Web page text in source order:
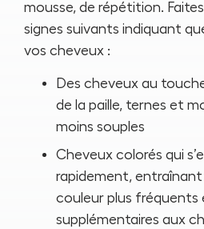
mousse, de répétition.
signes suivants indiquant
vos cheveux :
Des cheveux au
de la paille, ternes et
moins souples
Cheveux colorés qui
rapidement,
couleur plus fréquents
supplémentaires aux